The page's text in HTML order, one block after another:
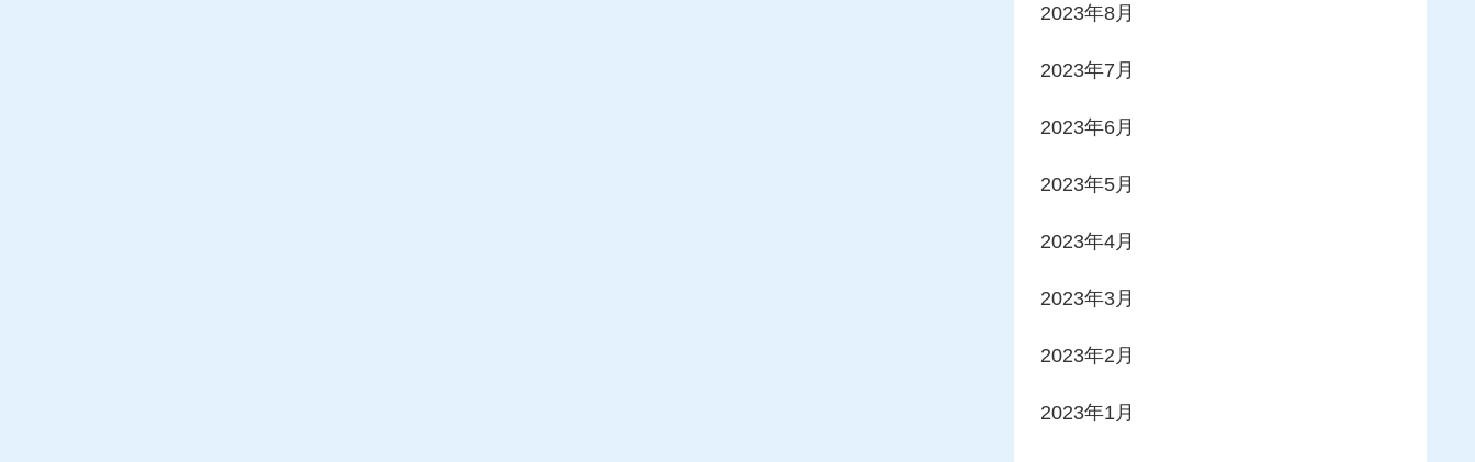
2023年8月
2023年7月
2023年6月
2023年5月
2023年4月
2023年3月
2023年2月
2023年1月